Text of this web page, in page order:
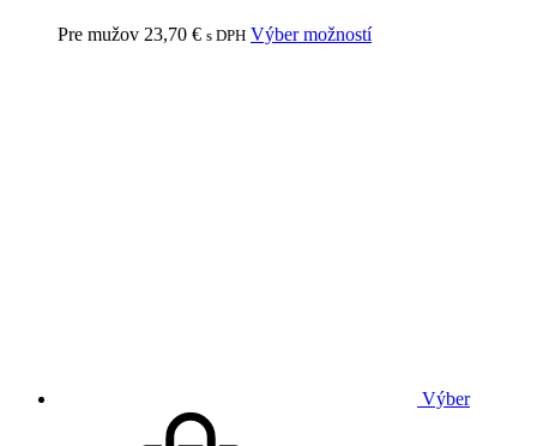
Pre mužov 23,70 € s DPH Výber možností
Výber